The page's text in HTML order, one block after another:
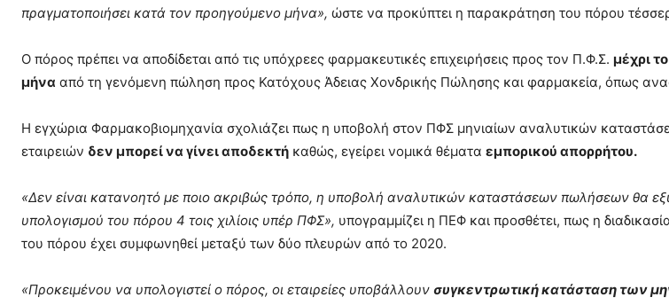
πραγματοποιήσει κατά τον προηγούμενο μήνα», ώστε να προκύπτει η παρακράτηση του πόρου
Ο πόρος πρέπει να αποδίδεται από τις υπόχρεες φαρμακευτικές επιχειρήσεις προς τον Π.Φ.Σ. μέχρι
μήνα από τη γενόμενη πώληση προς Κατόχους Άδειας Χονδρικής Πώλησης και φαρμακεία, όπως
Η εγχώρια Φαρμακοβιομηχανία σχολιάζει πως η υποβολή στον ΠΦΣ μηνιαίων αναλυτικών
εταιρειών δεν μπορεί να γίνει αποδεκτή καθώς, εγείρει νομικά θέματα εμπορικού απορρήτου.
«Δεν είναι κατανοητό με ποιο ακριβώς τρόπο, η υποβολή αναλυτικών καταστάσεων πωλήσεων θα
υπολογισμού του πόρου 4 τοις χιλίοις υπέρ ΠΦΣ», υπογραμμίζει η ΠΕΦ και προσθέτει, πως η
του πόρου έχει συμφωνηθεί μεταξύ των δύο πλευρών από το 2020.
«Προκειμένου να υπολογιστεί ο πόρος, οι εταιρείες υποβάλλουν συγκεντρωτική κατάσταση των